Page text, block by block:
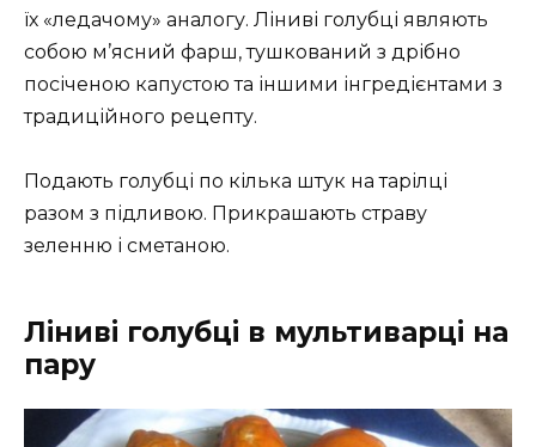
їх «ледачому» аналогу. Ліниві голубці являють
собою м’ясний фарш, тушкований з дрібно
посіченою капустою та іншими інгредієнтами з
традиційного рецепту.
Подають голубці по кілька штук на тарілці
разом з підливою. Прикрашають страву
зеленню і сметаною.
Ліниві голубці в мультиварці на
пару